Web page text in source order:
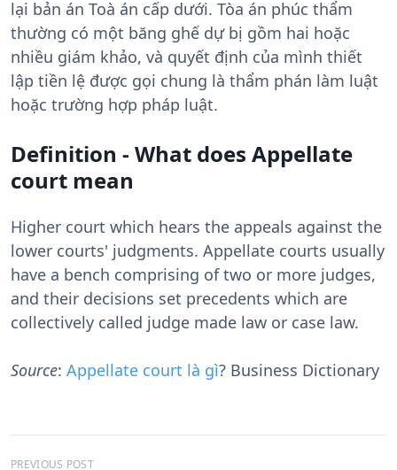
lại bản án Toà án cấp dưới. Tòa án phúc thẩm
thường có một băng ghế dự bị gồm hai hoặc
nhiều giám khảo, và quyết định của mình thiết
lập tiền lệ được gọi chung là thẩm phán làm luật
hoặc trường hợp pháp luật.
Definition - What does Appellate
court mean
Higher court which hears the appeals against the
lower courts' judgments. Appellate courts usually
have a bench comprising of two or more judges,
and their decisions set precedents which are
collectively called judge made law or case law.
Source: Appellate court là gì? Business Dictionary
PREVIOUS POST